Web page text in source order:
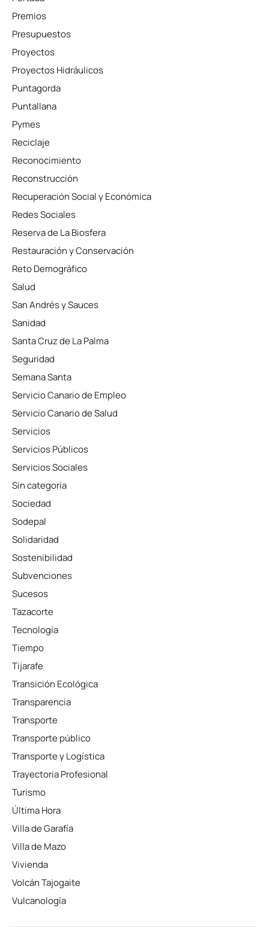
Premios
Presupuestos
Proyectos
Proyectos Hidráulicos
Puntagorda
Puntallana
Pymes
Reciclaje
Reconocimiento
Reconstrucción
Recuperación Social y Económica
Redes Sociales
Reserva de La Biosfera
Restauración y Conservación
Reto Demográfico
Salud
San Andrés y Sauces
Sanidad
Santa Cruz de La Palma
Seguridad
Semana Santa
Servicio Canario de Empleo
Servicio Canario de Salud
Servicios
Servicios Públicos
Servicios Sociales
Sin categoría
Sociedad
Sodepal
Solidaridad
Sostenibilidad
Subvenciones
Sucesos
Tazacorte
Tecnología
Tiempo
Tijarafe
Transición Ecológica
Transparencia
Transporte
Transporte público
Transporte y Logística
Trayectoria Profesional
Turismo
Última Hora
Villa de Garafía
Villa de Mazo
Vivienda
Volcán Tajogaite
Vulcanología